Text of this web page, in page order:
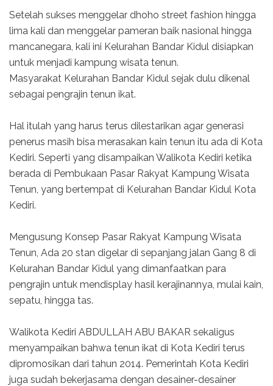
Setelah sukses menggelar dhoho street fashion hingga
lima kali dan menggelar pameran baik nasional hingga
mancanegara, kali ini Kelurahan Bandar Kidul disiapkan
untuk menjadi kampung wisata tenun.
Masyarakat Kelurahan Bandar Kidul sejak dulu dikenal
sebagai pengrajin tenun ikat.
Hal itulah yang harus terus dilestarikan agar generasi
penerus masih bisa merasakan kain tenun itu ada di Kota
Kediri. Seperti yang disampaikan Walikota Kediri ketika
berada di Pembukaan Pasar Rakyat Kampung Wisata
Tenun, yang bertempat di Kelurahan Bandar Kidul Kota
Kediri.
Mengusung Konsep Pasar Rakyat Kampung Wisata
Tenun, Ada 20 stan digelar di sepanjang jalan Gang 8 di
Kelurahan Bandar Kidul yang dimanfaatkan para
pengrajin untuk mendisplay hasil kerajinannya, mulai kain,
sepatu, hingga tas.
Walikota Kediri ABDULLAH ABU BAKAR sekaligus
menyampaikan bahwa tenun ikat di Kota Kediri terus
dipromosikan dari tahun 2014. Pemerintah Kota Kediri
juga sudah bekerjasama dengan desainer-desainer